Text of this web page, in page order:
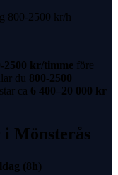
800-2500 kr/h
2500 kr/timme före
du 800-2500
ca 6 400–20 000 kr
i Mönsterås
(8h)